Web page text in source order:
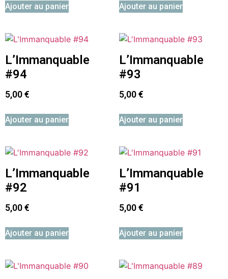
Ajouter au panier Ajouter au panier
L’Immanquable
#94
5,00€
Ajouter au panier
L’Immanquable
#93
5,00€
Ajouter au panier
L’Immanquable
#92
5,00€
Ajouter au panier
L’Immanquable
#91
5,00€
Ajouter au panier